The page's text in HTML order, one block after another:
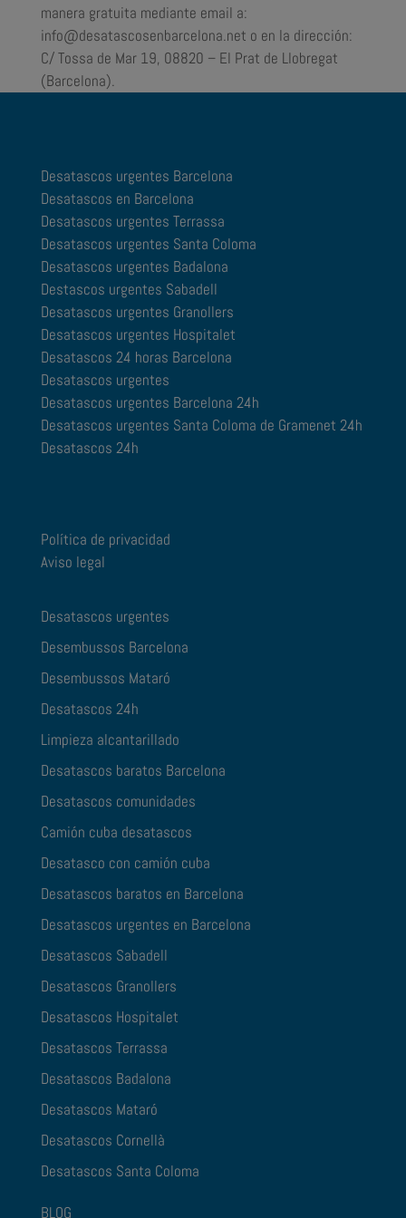
manera gratuita mediante email a:
info@desatascosenbarcelona.net o en la dirección:
C/ Tossa de Mar 19, 08820 – El Prat de Llobregat
(Barcelona).
Desatascos urgentes Barcelona
Desatascos en Barcelona
Desatascos urgentes Terrassa
Desatascos urgentes Santa Coloma
Desatascos urgentes Badalona
Destascos urgentes Sabadell
Desatascos urgentes Granollers
Desatascos urgentes Hospitalet
Desatascos 24 horas Barcelona
Desatascos urgentes
Desatascos urgentes Barcelona 24h
Desatascos urgentes Santa Coloma de Gramenet 24h
Desatascos 24h
Política de privacidad
Aviso legal
Desatascos urgentes
Desembussos Barcelona
Desembussos Mataró
Desatascos 24h
Limpieza alcantarillado
Desatascos baratos Barcelona
Desatascos comunidades
Camión cuba desatascos
Desatasco con camión cuba
Desatascos baratos en Barcelona
Desatascos urgentes en Barcelona
Desatascos Sabadell
Desatascos Granollers
Desatascos Hospitalet
Desatascos Terrassa
Desatascos Badalona
Desatascos Mataró
Desatascos Cornellà
Desatascos Santa Coloma
BLOG